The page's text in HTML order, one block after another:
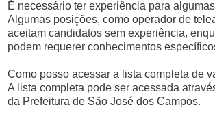
É necessário ter experiência para
Algumas posições, como operador de
aceitam candidatos sem experiência,
podem requerer conhecimentos
Como posso acessar a lista completa de
A lista completa pode ser acessada
da Prefeitura de São José dos Campos.